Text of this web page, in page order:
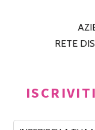
RETE